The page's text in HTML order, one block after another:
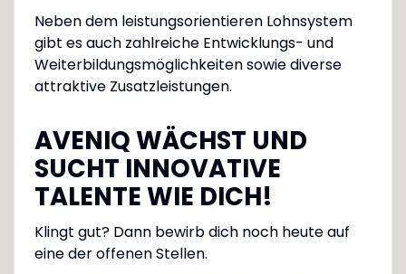
Neben dem leistungsorientieren Lohnsystem
gibt es auch zahlreiche Entwicklungs- und
Weiterbildungsmöglichkeiten sowie diverse
attraktive Zusatzleistungen.
AVENIQ WÄCHST UND
SUCHT INNOVATIVE
TALENTE WIE DICH!
Klingt gut? Dann bewirb dich noch heute auf
eine der offenen Stellen.